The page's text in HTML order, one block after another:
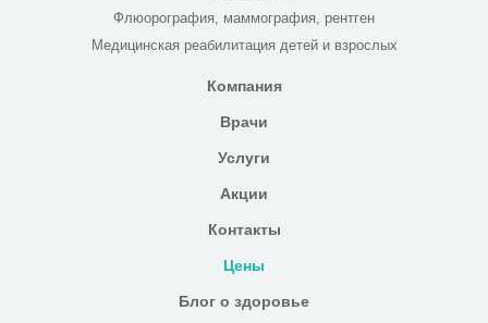
Флюорография, маммография, рентген
Медицинская реабилитация детей и взрослых
Компания
Врачи
Услуги
Акции
Контакты
Цены
Блог о здоровье